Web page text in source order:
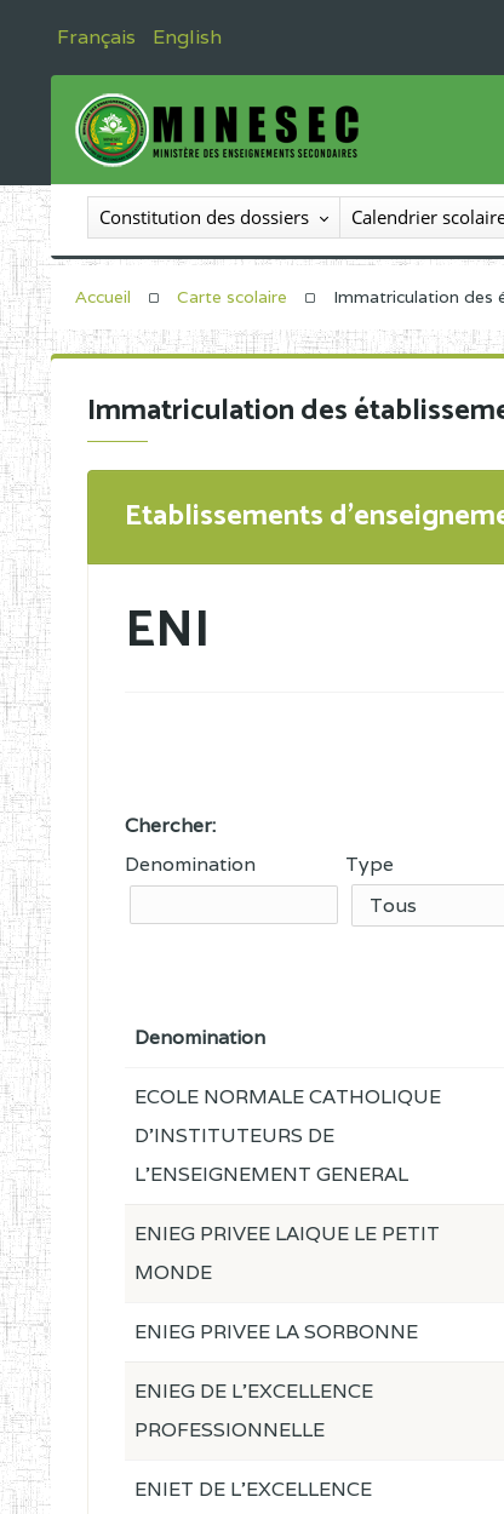
Français English
Constitution des dossiers Calendrier
Accueil Carte scolaire Immatriculation des
Immatriculation des
Etablissements
ENI
Chercher:
Denomination
Type
Denomination
ECOLE NORMALE CATHOLIQUE
D'INSTITUTEURS DE
L'ENSEIGNEMENT GENERAL
ENIEG PRIVEE LAIQUE LE PETIT
MONDE
ENIEG PRIVEE LA SORBONNE
ENIEG DE L'EXCELLENCE
PROFESSIONNELLE
ENIET DE L'EXCELLENCE